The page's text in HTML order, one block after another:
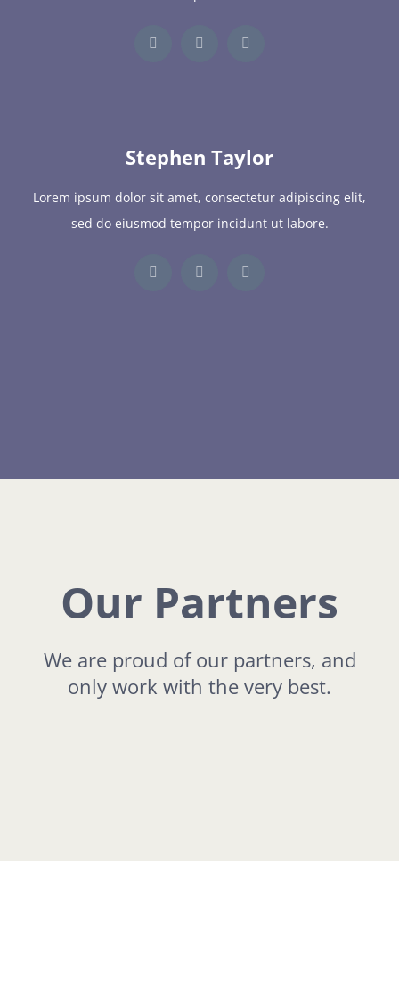
Stephen Taylor
Lorem ipsum dolor sit amet, consectetur adipiscing elit,
sed do eiusmod tempor incidunt ut labore.
Our Partners
We are proud of our partners, and
only work with the very best.